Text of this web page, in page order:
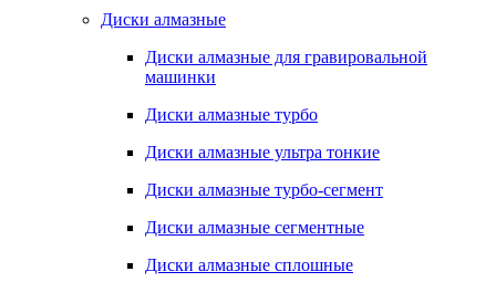
Диски алмазные
Диски алмазные для гравировальной
машинки
Диски алмазные турбо
Диски алмазные ультра тонкие
Диски алмазные турбо-сегмент
Диски алмазные сегментные
Диски алмазные сплошные